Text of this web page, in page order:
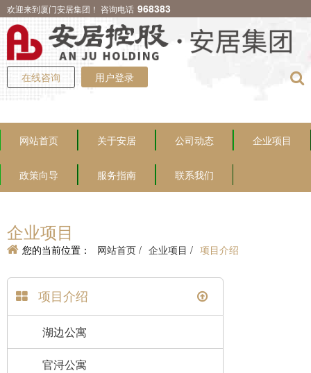
欢迎来到厦门安居集团！ 咨询电话 968383
在线咨询 用户登录
网站首页 关于安居 公司动态 企业项目
政策向导 服务指南 联系我们
企业项目
您的当前位置： 网站首页 / 企业项目 / 项目介绍
项目介绍
湖边公寓
官浔公寓